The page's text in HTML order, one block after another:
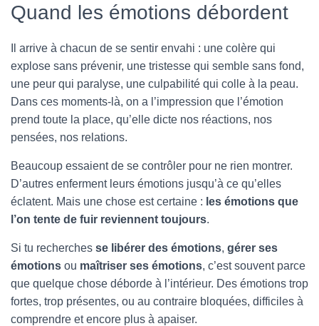
Quand les émotions débordent
Il arrive à chacun de se sentir envahi : une colère qui
explose sans prévenir, une tristesse qui semble sans fond,
une peur qui paralyse, une culpabilité qui colle à la peau.
Dans ces moments-là, on a l’impression que l’émotion
prend toute la place, qu’elle dicte nos réactions, nos
pensées, nos relations.
Beaucoup essaient de se contrôler pour ne rien montrer.
D’autres enferment leurs émotions jusqu’à ce qu’elles
éclatent. Mais une chose est certaine : les émotions que
l’on tente de fuir reviennent toujours.
Si tu recherches se libérer des émotions, gérer ses
émotions ou maîtriser ses émotions, c’est souvent parce
que quelque chose déborde à l’intérieur. Des émotions trop
fortes, trop présentes, ou au contraire bloquées, difficiles à
comprendre et encore plus à apaiser.